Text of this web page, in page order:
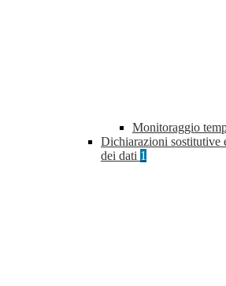
Monitoraggio
Dichiarazioni sostitutive
dei dati 1